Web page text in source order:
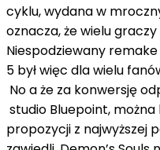
cyklu, wydana w
oznacza, że wielu
Niespodziewany
5 był więc dla wielu
No a że za konwersję
studio Bluepoint, można
propozycji z najwyższej